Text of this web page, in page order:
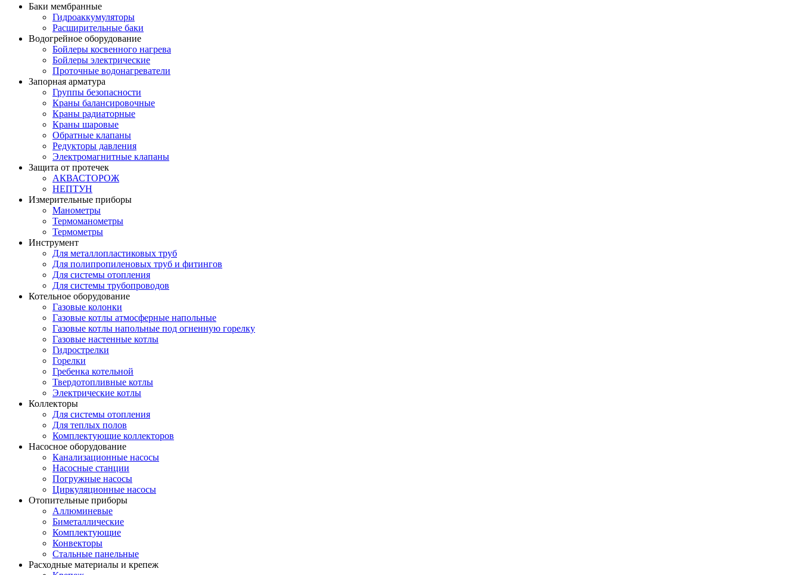
Баки мембранные
Гидроаккумуляторы
Расширительные баки
Водогрейное оборудование
Бойлеры косвенного нагрева
Бойлеры электрические
Проточные водонагреватели
Запорная арматура
Группы безопасности
Краны балансировочные
Краны радиаторные
Краны шаровые
Обратные клапаны
Редукторы давления
Электромагнитные клапаны
Защита от протечек
АКВАСТОРОЖ
НЕПТУН
Измерительные приборы
Манометры
Термоманометры
Термометры
Инструмент
Для металлопластиковых труб
Для полипропиленовых труб и фитингов
Для системы отопления
Для системы трубопроводов
Котельное оборудование
Газовые колонки
Газовые котлы атмосферные напольные
Газовые котлы напольные под огненную горелку
Газовые настенные котлы
Гидрострелки
Горелки
Гребенка котельной
Твердотопливные котлы
Электрические котлы
Коллекторы
Для системы отопления
Для теплых полов
Комплектующие коллекторов
Насосное оборудование
Канализационные насосы
Насосные станции
Погружные насосы
Циркуляционные насосы
Отопительные приборы
Аллюминевые
Биметаллические
Комплектующие
Конвекторы
Стальные панельные
Расходные материалы и крепеж